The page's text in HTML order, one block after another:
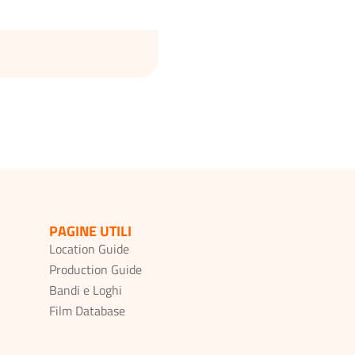
PAGINE UTILI
Location Guide
Production Guide
Bandi e Loghi
Film Database